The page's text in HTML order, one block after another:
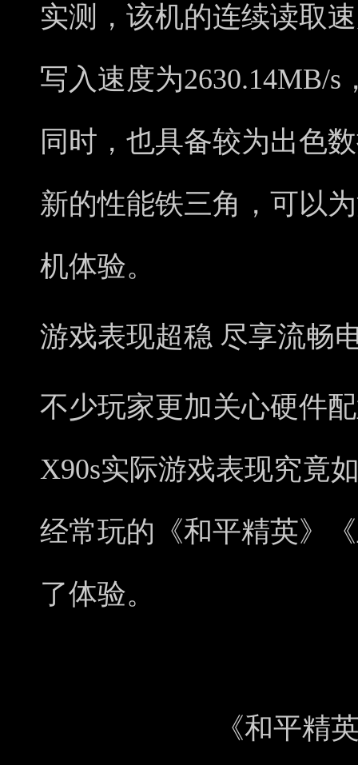
实测，该机的连续读取
写入速度为2630.14MB/
同时，也具备较为出色
新的性能铁三角，可以
机体验。
游戏表现超稳 尽享流畅
不少玩家更加关心硬件
X90s实际游戏表现究竟
经常玩的《和平精英》
了体验。
《和平精